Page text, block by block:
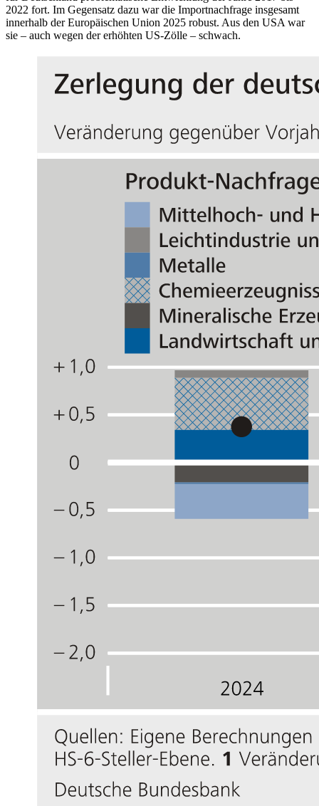
2022 fort. Im Gegensatz dazu war die Importnachfrage insgesamt
innerhalb der Europäischen Union 2025 robust. Aus den USA war
sie – auch wegen der erhöhten US-Zölle – schwach.